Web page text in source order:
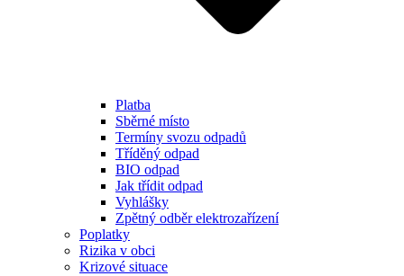
Platba
Sběrné místo
Termíny svozu odpadů
Tříděný odpad
BIO odpad
Jak třídit odpad
Vyhlášky
Zpětný odběr elektrozařízení
Poplatky
Rizika v obci
Krizové situace